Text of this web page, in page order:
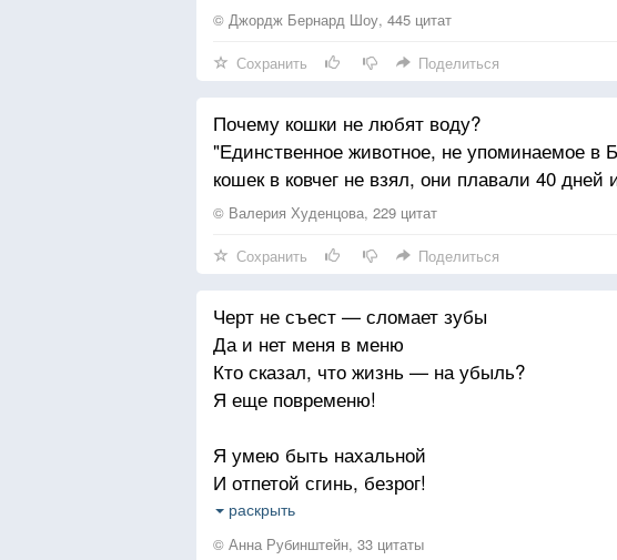
© Джордж Бернард Шоу, 445 цитат
Сохранить Поделиться
Почему кошки не любят воду?
"Единственное животное, не упоминаемое
кошек в ковчег не взял, они плавали 40
© Валерия Худенцова, 229 цитат
Сохранить Поделиться
Черт не съест — сломает зубы
Да и нет меня в меню
Кто сказал, что жизнь — на убыль?
Я еще повременю!
Я умею быть нахальной
И отпетой сгинь, безрог!
На любой войне локальной
Есть кюветы вдоль дорог
раскрыть
© Анна Рубинштейн, 33 цитаты